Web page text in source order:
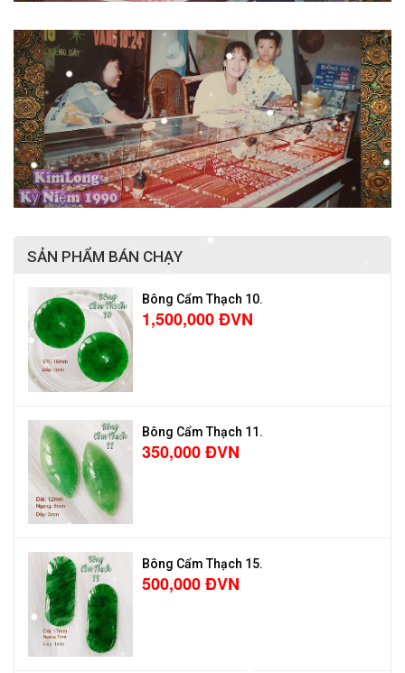
SẢN PHẨM BÁN CHẠY
Bông Cẩm Thạch 10.
1,500,000 ĐVN
Bông Cẩm Thạch 11.
350,000 ĐVN
Bông Cẩm Thạch 15.
500,000 ĐVN